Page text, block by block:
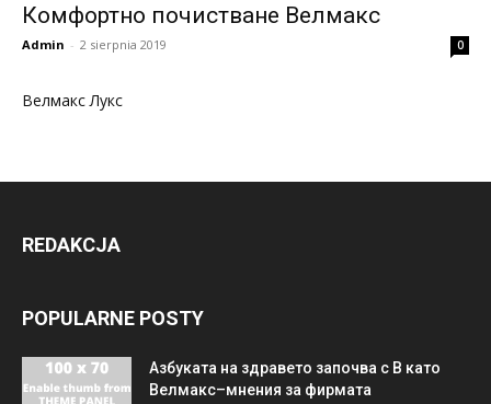
Комфортно почистване Велмакс
Admin - 2 sierpnia 2019 0
Велмакс Лукс
REDAKCJA
POPULARNE POSTY
Азбуката на здравето започва с В като
Велмакс–мнения за фирмата